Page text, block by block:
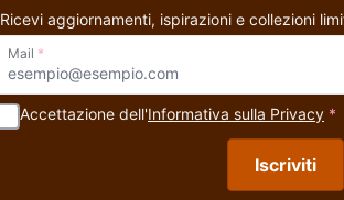
Ricevi aggiornamenti, ispirazioni e collezioni
Mail *
Accettazione dell'Informativa sulla Privacy *
Iscriviti